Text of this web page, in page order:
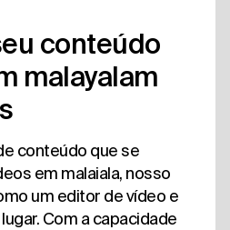
conteúdo
malayalam
conteúdo que se
em malaiala, nosso
um editor de vídeo e
Com a capacidade